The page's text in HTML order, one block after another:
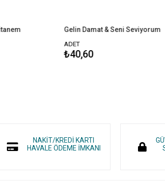
Gelin Damat & Seni Seviyorum
₺40,60
NAKİT/KREDİ KARTI
HAVALE ÖDEME İMKANI